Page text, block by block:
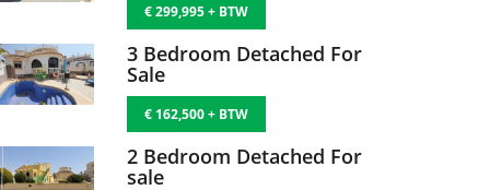
€ 299,995 + BTW
3 Bedroom Detached For
Sale
€ 162,500 + BTW
2 Bedroom Detached For
sale